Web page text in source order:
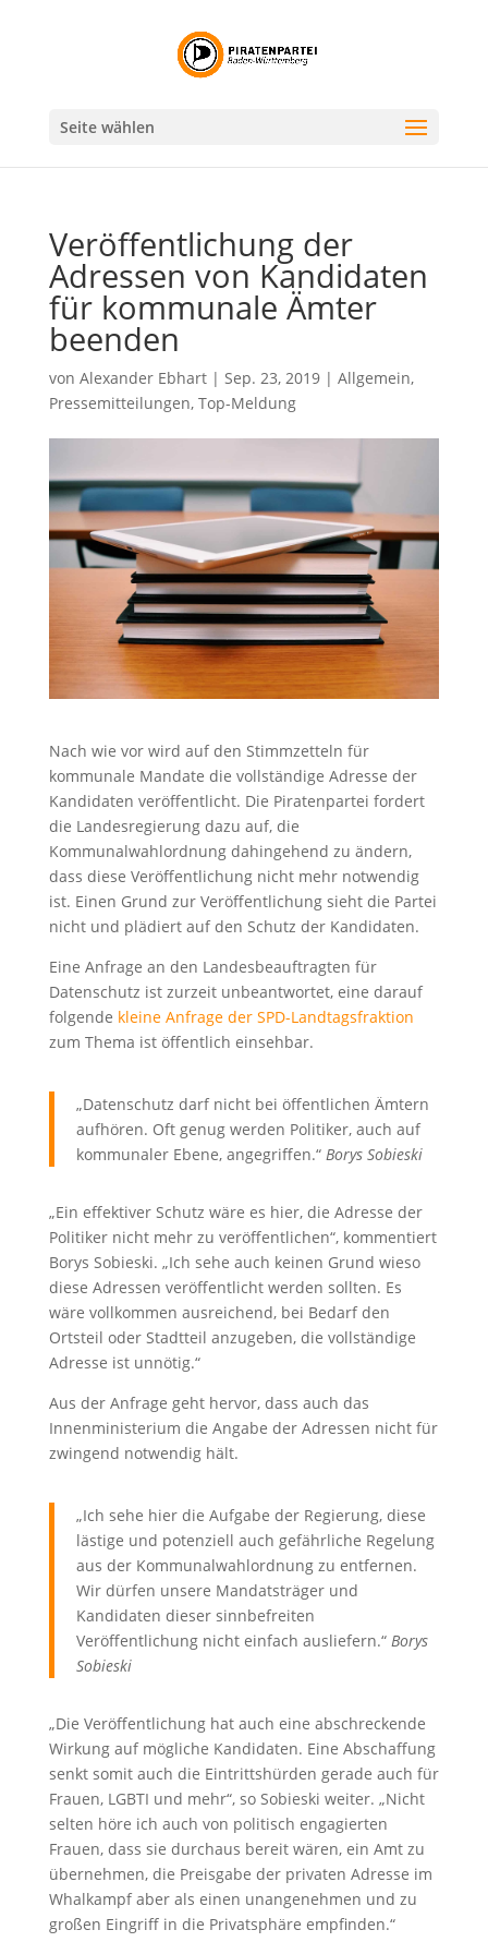
Seite wählen
Veröffentlichung der
Adressen von Kandidaten
für kommunale Ämter
beenden
von Alexander Ebhart| Sep. 23, 2019| Allgemein,
Pressemitteilungen, Top-Meldung
Nach wie vor wird auf den Stimmzetteln für
kommunale Mandate die vollständige Adresse der
Kandidaten veröffentlicht. Die Piratenpartei fordert
die Landesregierung dazu auf, die
Kommunalwahlordnung dahingehend zu ändern,
dass diese Veröffentlichung nicht mehr notwendig
ist. Einen Grund zur Veröffentlichung sieht die Partei
nicht und plädiert auf den Schutz der Kandidaten.
Eine Anfrage an den Landesbeauftragten für
Datenschutz ist zurzeit unbeantwortet, eine darauf
folgende kleine Anfrage der SPD-Landtagsfraktion
zum Thema ist öffentlich einsehbar.
„Datenschutz darf nicht bei öffentlichen Ämtern
aufhören. Oft genug werden Politiker, auch auf
kommunaler Ebene, angegriffen.“ Borys Sobieski
„Ein effektiver Schutz wäre es hier, die Adresse der
Politiker nicht mehr zu veröffentlichen“, kommentiert
Borys Sobieski. „Ich sehe auch keinen Grund wieso
diese Adressen veröffentlicht werden sollten. Es
wäre vollkommen ausreichend, bei Bedarf den
Ortsteil oder Stadtteil anzugeben, die vollständige
Adresse ist unnötig.“
Aus der Anfrage geht hervor, dass auch das
Innenministerium die Angabe der Adressen nicht für
zwingend notwendig hält.
„Ich sehe hier die Aufgabe der Regierung, diese
lästige und potenziell auch gefährliche Regelung
aus der Kommunalwahlordnung zu entfernen.
Wir dürfen unsere Mandatsträger und
Kandidaten dieser sinnbefreiten
Veröffentlichung nicht einfach ausliefern.“ Borys
Sobieski
„Die Veröffentlichung hat auch eine abschreckende
Wirkung auf mögliche Kandidaten. Eine Abschaffung
senkt somit auch die Eintrittshürden gerade auch für
Frauen, LGBTI und mehr“, so Sobieski weiter. „Nicht
selten höre ich auch von politisch engagierten
Frauen, dass sie durchaus bereit wären, ein Amt zu
übernehmen, die Preisgabe der privaten Adresse im
Whalkampf aber als einen unangenehmen und zu
großen Eingriff in die Privatsphäre empfinden.“